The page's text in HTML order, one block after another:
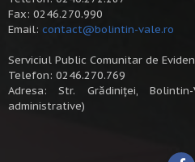
Fax: 0246.270.990
Email: contact@bolintin-vale.ro
Serviciul Public Comunitar de
Telefon: 0246.270.769
Adresa: Str. Grădiniței,
administrative)